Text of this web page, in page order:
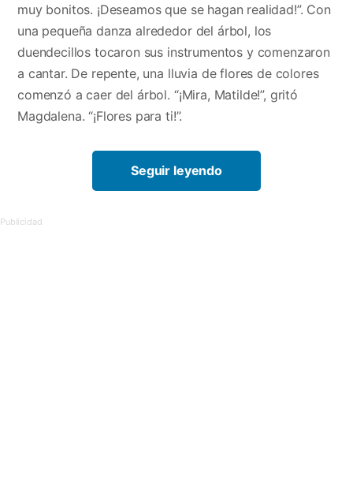
muy bonitos. ¡Deseamos que se hagan realidad!”. Con
una pequeña danza alrededor del árbol, los
duendecillos tocaron sus instrumentos y comenzaron
a cantar. De repente, una lluvia de flores de colores
comenzó a caer del árbol. “¡Mira, Matilde!”, gritó
Magdalena. “¡Flores para ti!”.
Seguir leyendo